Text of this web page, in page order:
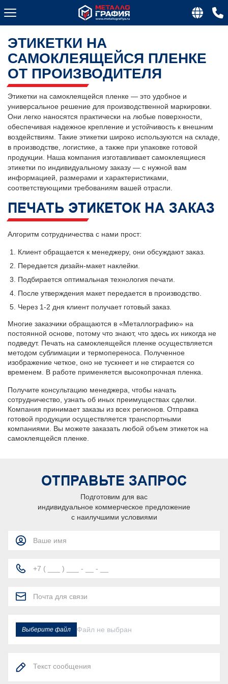
ЭТИКЕТКИ НА
САМОКЛЕЯЩЕЙСЯ ПЛЕНКЕ
ОТ ПРОИЗВОДИТЕЛЯ
Этикетки на самоклеящейся пленке — это удобное и
универсальное решение для производственной маркировки.
Они легко наносятся практически на любые поверхности,
обеспечивая надежное крепление и устойчивость к внешним
воздействиям. Такие этикетки широко используются на складе,
в производстве, логистике, а также при упаковке готовой
продукции. Наша компания изготавливает самоклеящиеся
этикетки по индивидуальному заказу — с нужной вам
информацией, размерами и характеристиками,
соответствующими требованиям вашей отрасли.
ПЕЧАТЬ ЭТИКЕТОК НА ЗАКАЗ
Алгоритм сотрудничества с нами прост:
Клиент обращается к менеджеру, они обсуждают заказ.
Передается дизайн-макет наклейки.
Подбирается оптимальная технология печати.
После утверждения макет передается в производство.
Через 1-2 дня клиент получает готовый заказ.
Многие заказчики обращаются в «Металлографию» на
постоянной основе, потому что знают, что здесь их никогда не
подведут. Печать на самоклеящейся пленке осуществляется
методом сублимации и термопереноса. Полученное
изображение четкое, оно не тускнеет и не стирается со
временем. В работе применяется высокопрочная пленка.
Получите консультацию менеджера, чтобы начать
сотрудничество, узнать об иных преимуществах сделки.
Компания принимает заказы из всех регионов. Отправка
готовой продукции осуществляется транспортными
компаниями. Вы можете заказать любой объем этикеток на
самоклеящейся пленке.
ОТПРАВЬТЕ ЗАПРОС
Подготовим для вас
индивидуальное коммерческое предложение
с наилучшими условиями
Выберите файл Файл не выбран